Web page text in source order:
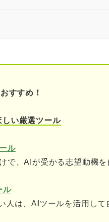
のやりがいや魅力
機の作り方
プ①志望企業の業務内容や理念
プ②人事として働きたい明確な
プ③志望企業を選んだ理由を書
すすめ！
い厳選ツール
ル
で、AIが受かる志望動機
ル
人は、AIツールを活用して